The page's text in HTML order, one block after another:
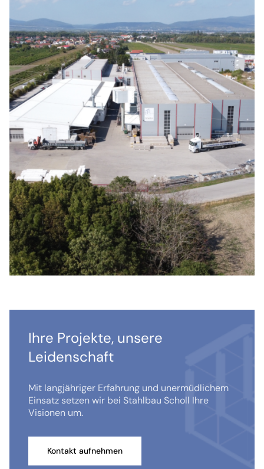
Ihre Projekte, unsere
Leidenschaft
Mit langjähriger Erfahrung und unermüdlichem
Einsatz setzen wir bei Stahlbau Scholl Ihre
Visionen um.
Kontakt aufnehmen